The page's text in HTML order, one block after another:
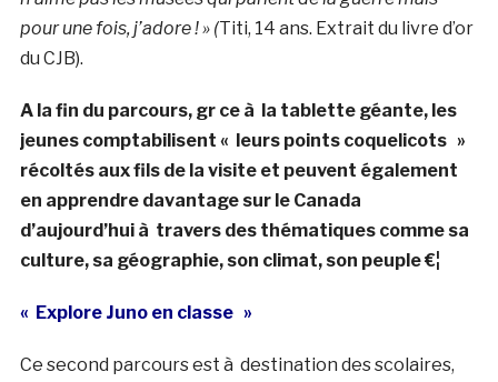
pour une fois, j’adore ! » (Titi, 14 ans. Extrait du livre d’or
du CJB).
A la fin du parcours, gr ce à la tablette géante, les
jeunes comptabilisent « leurs points coquelicots »
récoltés aux fils de la visite et peuvent également
en apprendre davantage sur le Canada
d’aujourd’hui à travers des thématiques comme sa
culture, sa géographie, son climat, son peuple €¦
« Explore Juno en classe »
Ce second parcours est à destination des scolaires,